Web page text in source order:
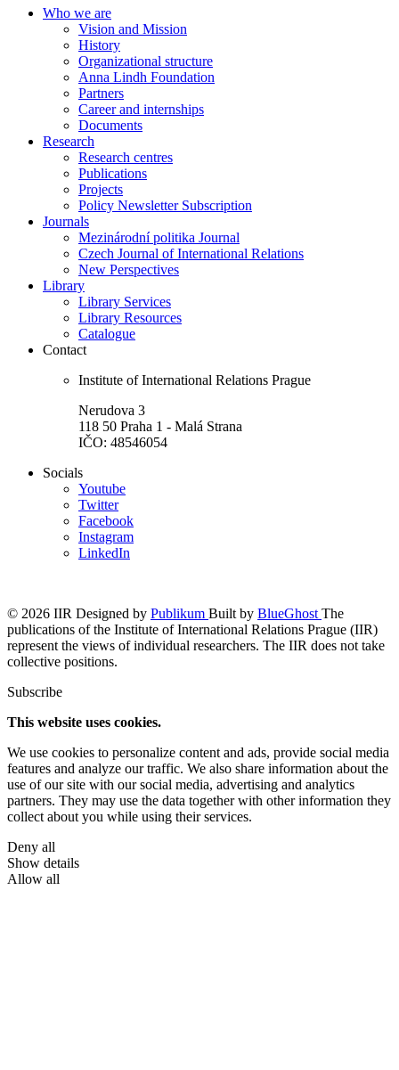
Who we are
Vision and Mission
History
Organizational structure
Anna Lindh Foundation
Partners
Career and internships
Documents
Research
Research centres
Publications
Projects
Policy Newsletter Subscription
Journals
Mezinárodní politika Journal
Czech Journal of International Relations
New Perspectives
Library
Library Services
Library Resources
Catalogue
Contact
Institute of International Relations Prague
Nerudova 3
118 50 Praha 1 - Malá Strana
IČO: 48546054
Socials
Youtube
Twitter
Facebook
Instagram
LinkedIn
© 2026 IIR Designed by Publikum Built by BlueGhost The
publications of the Institute of International Relations Prague (IIR)
represent the views of individual researchers. The IIR does not take
collective positions.
Subscribe
This website uses cookies.
We use cookies to personalize content and ads, provide social media
features and analyze our traffic. We also share information about the
use of our site with our social media, advertising and analytics
partners. They may use the data together with other information they
collect about you while using their services.
Deny all
Show details
Allow all